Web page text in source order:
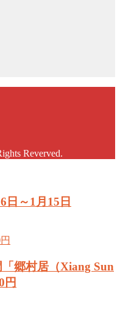
Reverved.
～1月15日
郷村居（Xiang Sun
円